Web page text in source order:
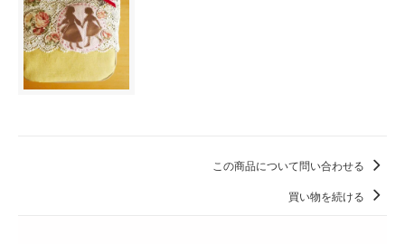
この商品について問い合わせる
買い物を続ける